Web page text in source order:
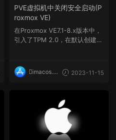
PVE虚拟机中关闭安全启动(P
roxmox VE)
在Proxmox VE7.1-8.x版本中，
引入了TPM 2.0，在默认创建O
imacos.t
2023-11-15